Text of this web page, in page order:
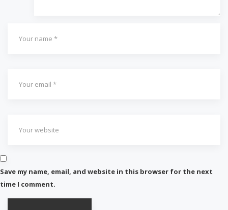
Save my name, email, and website in this browser for the next
time I comment.